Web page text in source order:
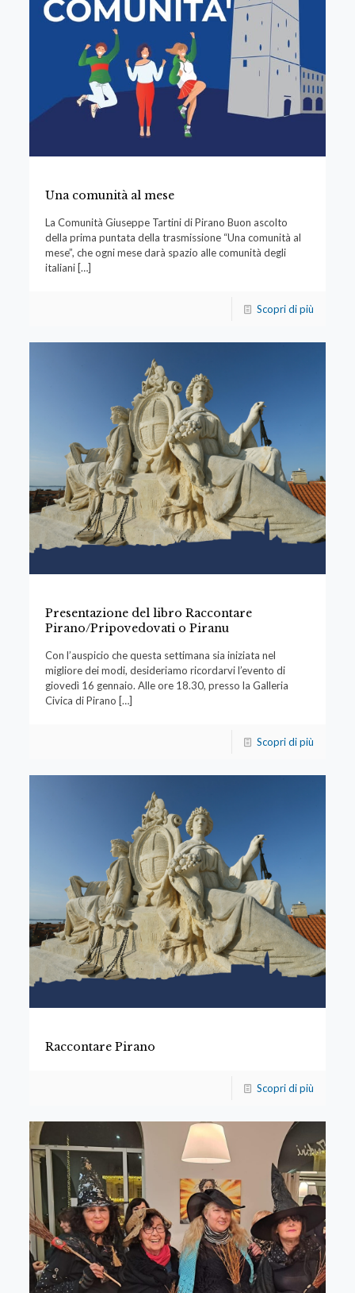
Una comunità al mese
La Comunità Giuseppe Tartini di Pirano Buon ascolto
della prima puntata della trasmissione “Una comunità al
mese”, che ogni mese darà spazio alle comunità degli
italiani[…]
Scopri di più
Presentazione del libro Raccontare
Pirano/Pripovedovati o Piranu
Con l’auspicio che questa settimana sia iniziata nel
migliore dei modi, desideriamo ricordarvi l’evento di
giovedì 16 gennaio. Alle ore 18.30, presso la Galleria
Civica di Pirano […]
Scopri di più
Raccontare Pirano
Scopri di più